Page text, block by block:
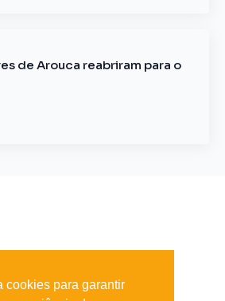
de Arouca reabriram para o
cookies para garantir